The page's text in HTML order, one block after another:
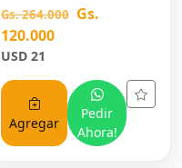
Gs. 264.000 Gs.
120.000
USD 21
Agregar
Pedir
Ahora!